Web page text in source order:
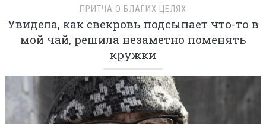
ПРИТЧА О БЛАГИХ ЦЕЛЯХ
Увидела, как свекровь подсыпает что-то в
мой чай, решила незаметно поменять
кружки